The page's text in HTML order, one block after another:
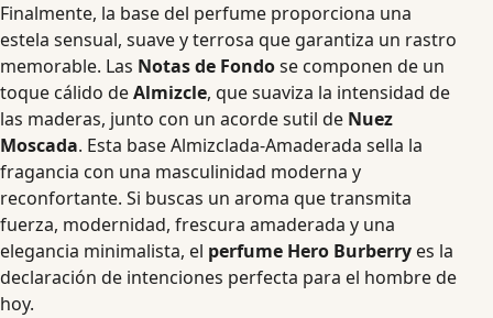
Finalmente, la base del perfume proporciona una
estela sensual, suave y terrosa que garantiza un rastro
memorable. Las Notas de Fondose componen de un
toque cálido deAlmizcle, que suaviza la intensidad de
las maderas, junto con un acorde sutil de Nuez
Moscada. Esta base Almizclada-Amaderada sella la
fragancia con una masculinidad moderna y
reconfortante. Si buscas un aroma que transmita
fuerza, modernidad, frescura amaderada y una
elegancia minimalista, el perfume Hero Burberry es la
declaración de intenciones perfecta para el hombre de
hoy.